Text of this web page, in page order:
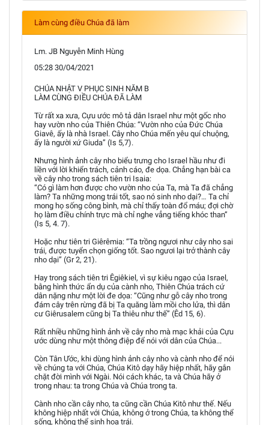
Làm cùng điều Chúa đã làm
Lm. JB Nguyễn Minh Hùng
05:28 30/04/2021
CHÚA NHẬT V PHỤC SINH NĂM B
LÀM CÙNG ĐIỀU CHÚA ĐÃ LÀM
Từ rất xa xưa, Cựu ước mô tả dân Israel như một gốc nho
hay vườn nho của Thiên Chúa: “Vườn nho của Đức Chúa
Giavê, ấy là nhà Israel. Cây nho Chúa mến yêu quí chuộng,
ấy là người xứ Giuda” (Is 5,7).
Nhưng hình ảnh cây nho biểu trưng cho Israel hầu như đi
liền với lời khiển trách, cảnh cáo, đe dọa. Chẳng hạn bài ca
về cây nho trong sách tiên tri Isaia:
“Có gì làm hơn được cho vườn nho của Ta, mà Ta đã chẳng
làm? Ta những mong trái tốt, sao nó sinh nho dại?… Ta chỉ
mong họ sống công bình, mà chỉ thấy toàn đổ máu; đợi chờ
họ làm điều chính trực mà chỉ nghe vẳng tiếng khóc than”
(Is 5, 4. 7).
Hoặc như tiên tri Giêrêmia: “Ta trồng ngươi như cây nho sai
trái, được tuyển chọn giống tốt. Sao ngươi lại trở thành cây
nho dại” (Gr 2, 21).
Hay trong sách tiên tri Êgiêkiel, vì sự kiêu ngạo của Israel,
bằng hình thức ẩn dụ của cành nho, Thiên Chúa trách cứ
dân nặng như một lời đe dọa: “Cũng như gỗ cây nho trong
đám cây trên rừng đã bị Ta quăng làm mồi cho lửa, thì dân
cư Giêrusalem cũng bị Ta thiêu như thế” (Êd 15, 6).
Rất nhiều những hình ảnh về cây nho mà mạc khải của Cựu
ước dùng như một thông điệp để nói với dân của Chúa...
Còn Tân Ước, khi dùng hình ảnh cây nho và cành nho để nói
về chúng ta với Chúa, Chúa Kitô dạy hãy hiệp nhất, hãy gắn
chặt đời mình với Ngài. Nói cách khác, ta và Chúa hãy ở
trong nhau: ta trong Chúa và Chúa trong ta.
Cành nho cần cây nho, ta cũng cần Chúa Kitô như thế. Nếu
không hiệp nhất với Chúa, không ở trong Chúa, ta không thể
sống, không thể sinh hoa trái.